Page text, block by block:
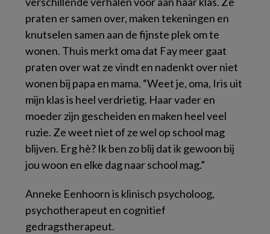
praten er samen over, maken tekeningen en
knutselen samen aan de fijnste plek om te
wonen. Thuis merkt oma dat Fay meer gaat
praten over wat ze vindt en nadenkt over niet
wonen bij papa en mama. “Weet je, oma, Iris uit
mijn klas is heel verdrietig. Haar vader en
moeder zijn gescheiden en maken heel veel
ruzie. Ze weet niet of ze wel op school mag
blijven. Erg hè? Ik ben zo blij dat ik gewoon bij
jou woon en elke dag naar school mag.”
Anneke Eenhoorn is klinisch psycholoog,
psychotherapeut en cognitief
gedragstherapeut.